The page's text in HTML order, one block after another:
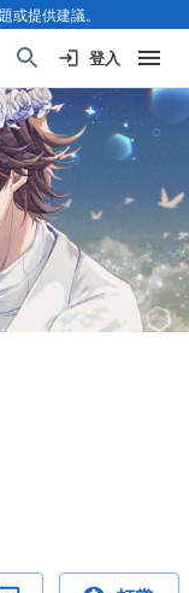
或提供建議。
登入